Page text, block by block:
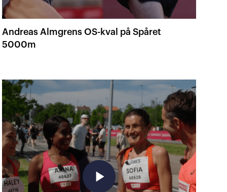
Andreas Almgrens OS-kval på Spåret
5000m
play_arrow